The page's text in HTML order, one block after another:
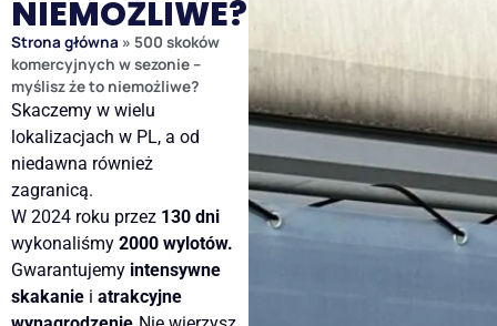
NIEMOŻLIWE?
Strona główna » 500 skoków
komercyjnych w sezonie –
myślisz że to niemożliwe?
Skaczemy w wielu
lokalizacjach w PL, a od
niedawna również
zagranicą.
W 2024 roku przez 130 dni
wykonaliśmy 2000 wylotów.
Gwarantujemy intensywne
skakanie i atrakcyjne